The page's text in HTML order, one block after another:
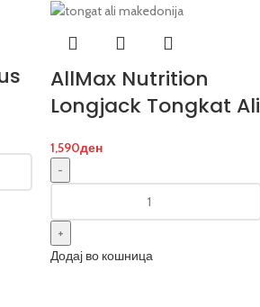
AllMax Nutrition
Longjack Tongkat Ali
1,590ден
Додај во кошница